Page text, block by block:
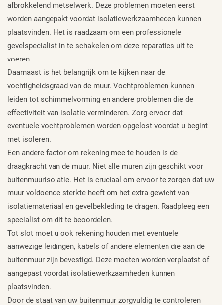
afbrokkelend metselwerk. Deze problemen moeten eerst
worden aangepakt voordat isolatiewerkzaamheden kunnen
plaatsvinden. Het is raadzaam om een professionele
gevelspecialist in te schakelen om deze reparaties uit te
voeren.
Daarnaast is het belangrijk om te kijken naar de
vochtigheidsgraad van de muur. Vochtproblemen kunnen
leiden tot schimmelvorming en andere problemen die de
effectiviteit van isolatie verminderen. Zorg ervoor dat
eventuele vochtproblemen worden opgelost voordat u begint
met isoleren.
Een andere factor om rekening mee te houden is de
draagkracht van de muur. Niet alle muren zijn geschikt voor
buitenmuurisolatie. Het is cruciaal om ervoor te zorgen dat uw
muur voldoende sterkte heeft om het extra gewicht van
isolatiemateriaal en gevelbekleding te dragen. Raadpleeg een
specialist om dit te beoordelen.
Tot slot moet u ook rekening houden met eventuele
aanwezige leidingen, kabels of andere elementen die aan de
buitenmuur zijn bevestigd. Deze moeten worden verplaatst of
aangepast voordat isolatiewerkzaamheden kunnen
plaatsvinden.
Door de staat van uw buitenmuur zorgvuldig te controleren